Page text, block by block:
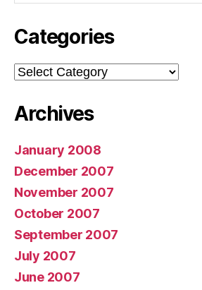
Categories
Categories
Archives
January 2008
December 2007
November 2007
October 2007
September 2007
July 2007
June 2007